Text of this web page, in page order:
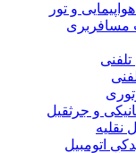
و تور
و جرثقیل
اتومبیل